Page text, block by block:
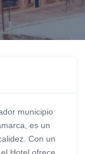
municipio
es un
Con un